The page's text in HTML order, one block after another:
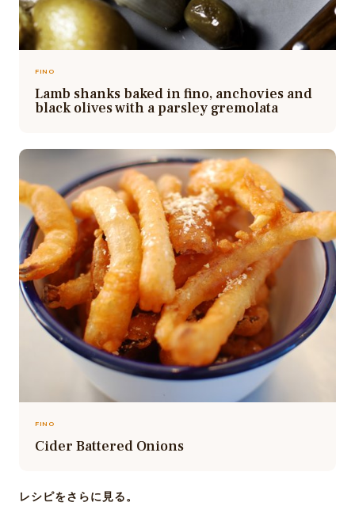
FINO
Lamb shanks baked in fino, anchovies and
black olives with a parsley gremolata
FINO
Cider Battered Onions
レシピをさらに見る。